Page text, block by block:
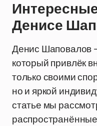
Денисе
Денис Шаповалов
который привлёк
только своими
но и яркой
статье мы